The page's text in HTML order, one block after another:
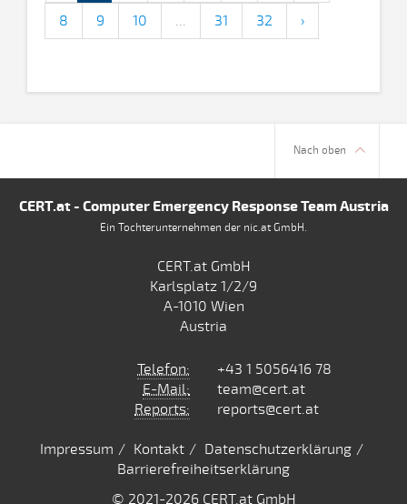
8
9 10 ... 31 32 ›
Nach oben
CERT.at - Computer Emergency Response Team Austria
Ein Tochterunternehmen der nic.at GmbH.
CERT.at GmbH
Karlsplatz 1/2/9
A-1010 Wien
Austria
Telefon:
+43 1 5056416 78
E-Mail:
team@cert.at
Reports:
reports@cert.at
Impressum Kontakt
Datenschutzerklärung
Barrierefreiheitserklärung
© 2021-2026 CERT.at GmbH